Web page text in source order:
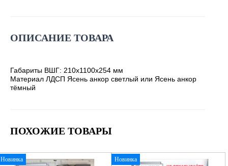
ОПИСАНИЕ ТОВАРА
Габариты ВШГ: 210х1100х254 мм
Материал ЛДСП Ясень анкор светлый или Ясень анкор
тёмный
ПОХОЖИЕ ТОВАРЫ
Новинка Новинка